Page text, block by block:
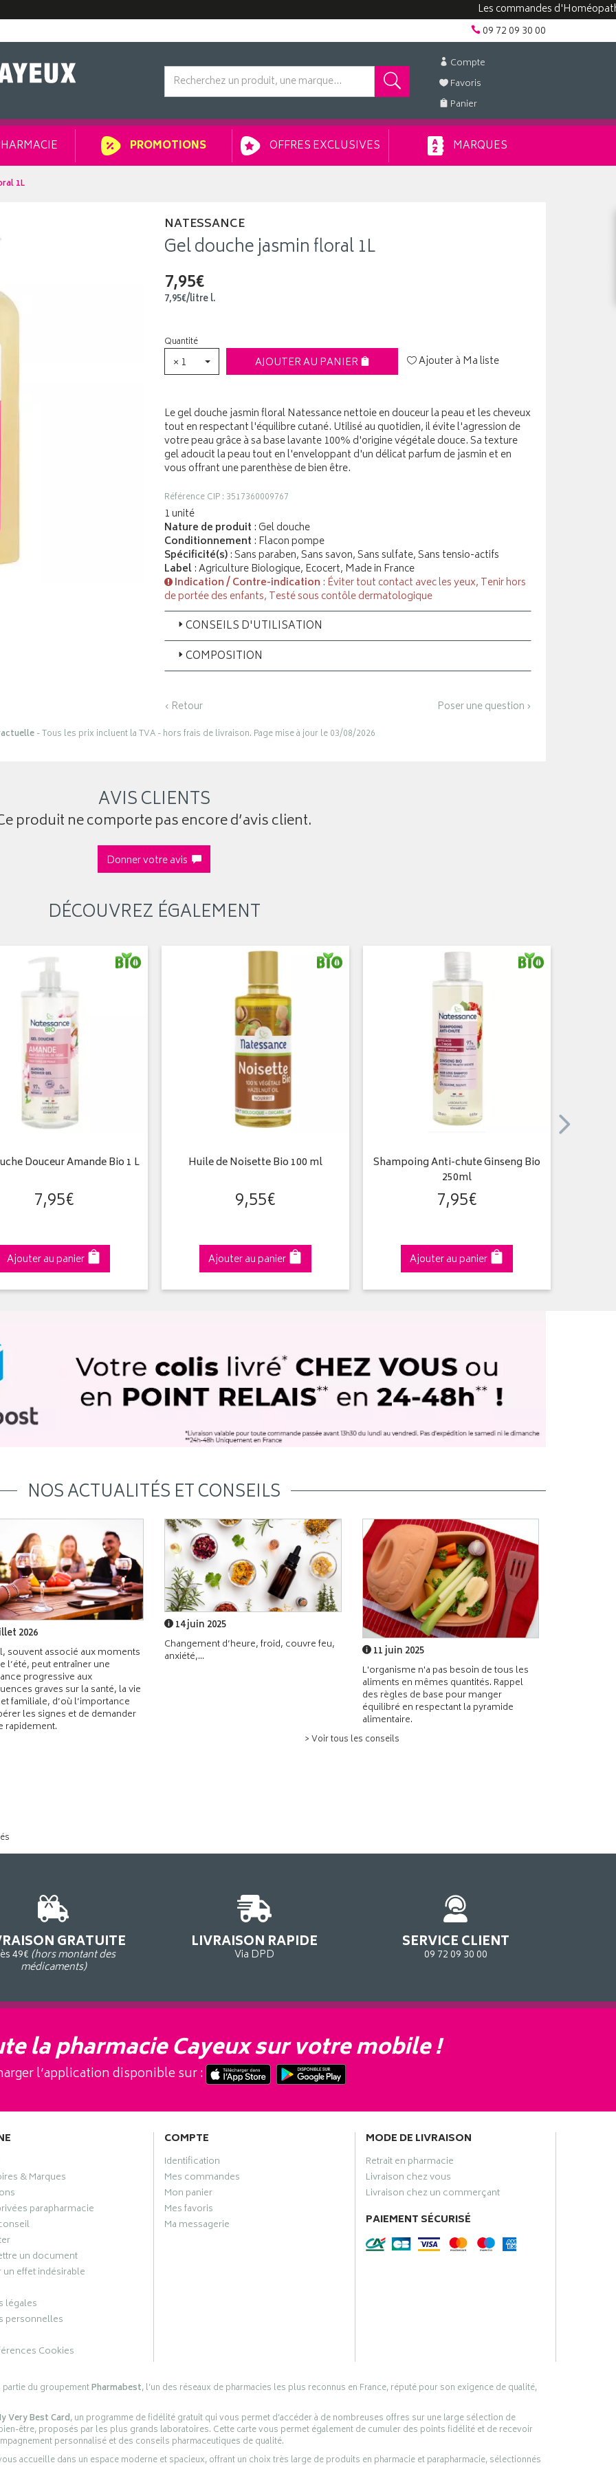
Les commandes d'Homéopathie
09 72 09 30 00
Compte
Favoris
Panier
PROMOTIONS OFFRES EXCLUSIVES MARQUES
1L
NATESSANCE
Gel douche jasmin floral 1L
7,95€
7,95€/litrel.
Quantité
× 1 AJOUTER AU PANIER Ajouter à Ma liste
Le gel douche jasmin floral Natessance nettoie en douceur la peau et les cheveux
tout en respectant l'équilibre cutané. Utilisé au quotidien, il évite l'agression de
votre peau grâce à sa base lavante 100% d'origine végétale douce. Sa texture
gel adoucit la peau tout en l'enveloppant d'un délicat parfum de jasmin et en
vous offrant une parenthèse de bien être.
Référence CIP : 3517360009767
1 unité
Nature de produit : Gel douche
Conditionnement : Flacon pompe
Spécificité(s): Sans paraben, Sans savon, Sans sulfate, Sans tensio-actifs
Label: Agriculture Biologique, Ecocert, Made in France
Indication / Contre-indication : Éviter tout contact avec les yeux, Tenir hors
de portée des enfants, Testé sous contôle dermatologique
CONSEILS D'UTILISATION
COMPOSITION
‹ Retour Poser une question ›
- Tous les prix incluent la TVA - hors frais de livraison. Page mise à jour le 03/08/2026
AVIS CLIENTS
produit ne comporte pas encore d’avis client.
Donner votre avis
DÉCOUVREZ ÉGALEMENT
Douceur Amande Bio 1 L
7,95€
Ajouter au panier
Huile de Noisette Bio 100 ml
9,55€
Ajouter au panier
Shampoing Anti-chute Ginseng Bio
250ml
7,95€
Ajouter au panier
NOS ACTUALITÉS ET CONSEILS
2026
souvent associé aux moments
l’été, peut entraîner une
progressive aux
graves sur la santé, la vie
familiale, d’où l’importance
les signes et de demander
rapidement.
14 juin 2025
Changement d’heure, froid, couvre feu,
anxiété,...
11 juin 2025
L'organisme n'a pas besoin de tous les
aliments en mêmes quantités. Rappel
des règles de base pour manger
équilibré en respectant la pyramide
alimentaire.
> Voir tous les conseils
GRATUITE
49€(hors montant des
médicaments)
LIVRAISON RAPIDE
Via DPD
SERVICE CLIENT
09 72 09 30 00
la pharmacie Cayeux sur votre mobile !
l’application disponible sur :
& Marques
parapharmacie
un document
effet indésirable
légales
personnelles
Cookies
COMPTE
Identification
Mes commandes
Mon panier
Mes favoris
Ma messagerie
MODE DE LIVRAISON
Retrait en pharmacie
Livraison chez vous
Livraison chez un commerçant
PAIEMENT SÉCURISÉ
du groupementPharmabest, l’un des réseaux de pharmacies les plus reconnus en France, réputé pour son exigence de qualité,
Very Best Card, un programme de fidélité gratuit qui vous permet d’accéder à de nombreuses offres sur une large sélection de
être, proposés par les plus grands laboratoires. Cette carte vous permet également de cumuler des points fidélité et de recevoir
personnalisé et des conseils pharmaceutiques de qualité.
accueille dans un espace moderne et spacieux, offrant un choix très large de produits en pharmacie et parapharmacie, sélectionnés